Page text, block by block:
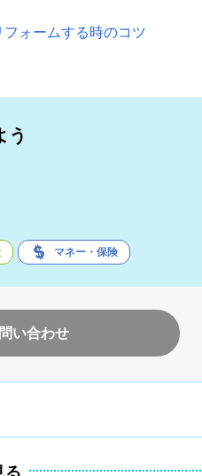
ォームする時のコツ
う
マネー・保険
い合わせ
る